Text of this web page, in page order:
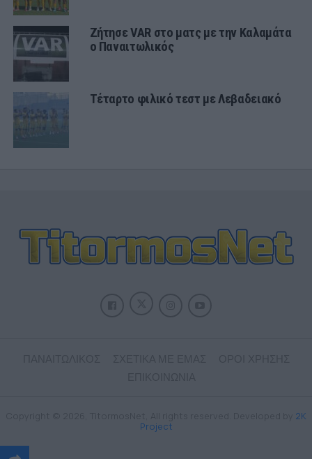
Ζήτησε VAR στο ματς με την Καλαμάτα
ο Παναιτωλικός
Τέταρτο φιλικό τεστ με Λεβαδειακό
2K
Project